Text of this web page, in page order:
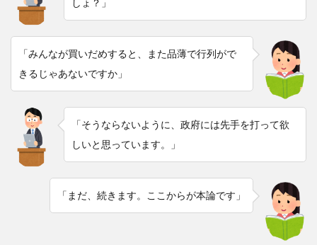
「みんなが買いだめすると、また品薄で行列がで
きるじゃあないですか」
「そうならないように、政府には先手を打って欲
しいと思っています。」
「まだ、続きます。ここからが本論です」